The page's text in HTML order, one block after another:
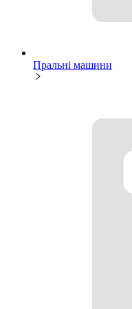
Пральні машини